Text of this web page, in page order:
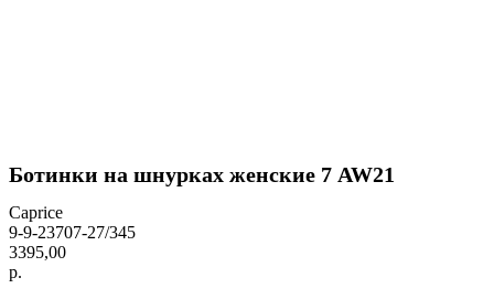
Ботинки на шнурках женские 7 AW21
Caprice
9-9-23707-27/345
3395,00
р.